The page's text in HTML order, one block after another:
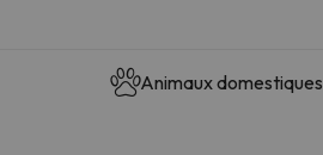
Animaux domestiques